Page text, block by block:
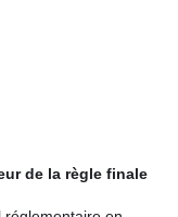
de la règle finale